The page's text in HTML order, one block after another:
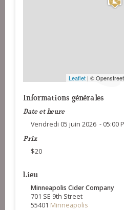
Leaflet | ©
Informations générales
Date et heure
Vendredi 05 juin 2026 - 05:00
Prix
$20
Lieu
Minneapolis Cider Company
701 SE 9th Street
55401 Minneapolis